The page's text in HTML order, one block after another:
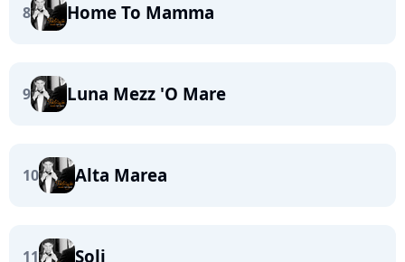
8 Home To Mamma
9 Luna Mezz 'O Mare
10 Alta Marea
11 Soli